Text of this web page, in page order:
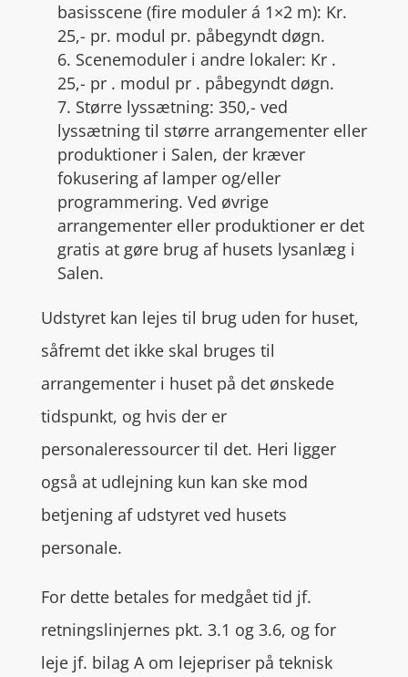
basisscene (fire moduler á 1×2 m): Kr.
25,- pr. modul pr. påbegyndt døgn.
6. Scenemoduler i andre lokaler: Kr .
25,- pr . modul pr . påbegyndt døgn.
7. Større lyssætning: 350,- ved
lyssætning til større arrangementer eller
produktioner i Salen, der kræver
fokusering af lamper og/eller
programmering. Ved øvrige
arrangementer eller produktioner er det
gratis at gøre brug af husets lysanlæg i
Salen.
Udstyret kan lejes til brug uden for huset,
såfremt det ikke skal bruges til
arrangementer i huset på det ønskede
tidspunkt, og hvis der er
personaleressourcer til det. Heri ligger
også at udlejning kun kan ske mod
betjening af udstyret ved husets
personale.
For dette betales for medgået tid jf.
retningslinjernes pkt. 3.1 og 3.6, og for
leje jf. bilag A om lejepriser på teknisk